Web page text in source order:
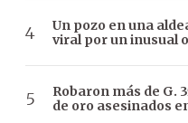
Un pozo en una
viral por un inusual
Robaron más de G.
de oro asesinados